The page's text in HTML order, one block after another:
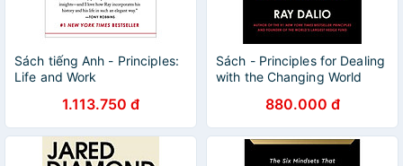
Sách tiếng Anh - Principles:
Life and Work
1.113.750 đ
Sách - Principles for Dealing
with the Changing World
Succeed or Fail by Ray Dalio
880.000 đ